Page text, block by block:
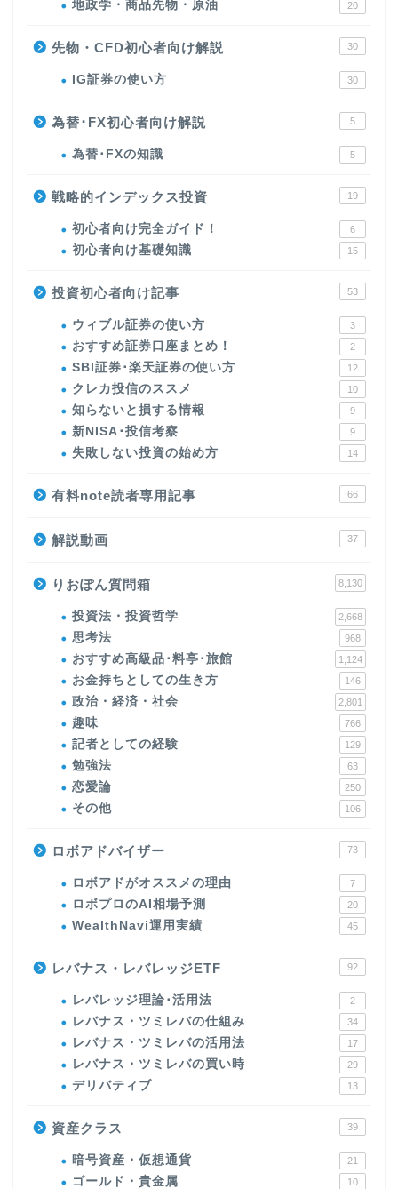
地政学・商品先物・原油 20
先物・CFD初心者向け解説 30
IG証券の使い方 30
為替･FX初心者向け解説 5
為替･FXの知識 5
戦略的インデックス投資 19
初心者向け完全ガイド！ 6
初心者向け基礎知識 15
投資初心者向け記事 53
ウィブル証券の使い方 3
おすすめ証券口座まとめ！ 2
SBI証券･楽天証券の使い方 12
クレカ投信のススメ 10
知らないと損する情報 9
新NISA･投信考察 9
失敗しない投資の始め方 14
有料note読者専用記事 66
解説動画 37
りおぽん質問箱 8,130
投資法・投資哲学 2,668
思考法 968
おすすめ高級品･料亭･旅館 1,124
お金持ちとしての生き方 146
政治・経済・社会 2,801
趣味 766
記者としての経験 129
勉強法 63
恋愛論 250
その他 106
ロボアドバイザー 73
ロボアドがオススメの理由 7
ロボプロのAI相場予測 20
WealthNavi運用実績 45
レバナス・レバレッジETF 92
レバレッジ理論･活用法 2
レバナス・ツミレバの仕組み 34
レバナス・ツミレバの活用法 17
レバナス・ツミレバの買い時 29
デリバティブ 13
資産クラス 39
暗号資産・仮想通貨 21
ゴールド・貴金属 10